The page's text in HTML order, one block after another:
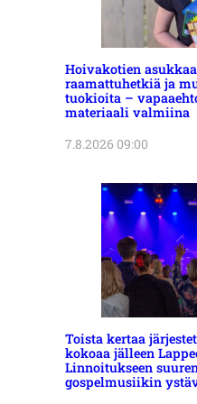
Hoivakotien
raamattuhetkiä ja
tuokioita –
materiaali valmiina
7.8.2026 09:00
Toista kertaa
kokoaa jälleen
Linnoitukseen
gospelmusiikin